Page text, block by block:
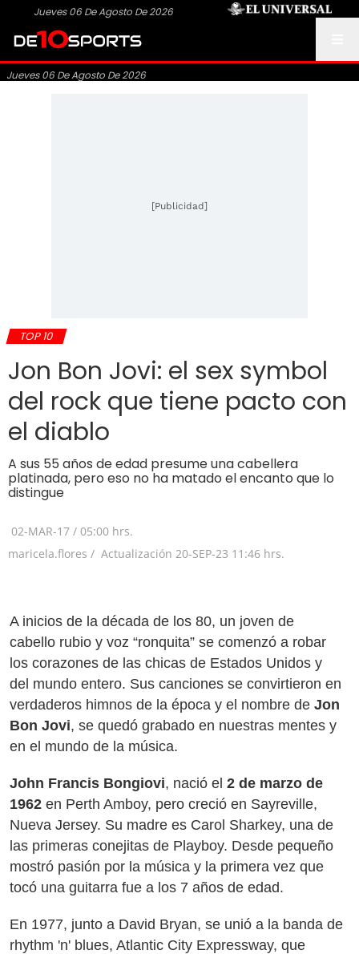
Jueves 06 De Agosto De 2026
Jueves 06 De Agosto De 2026
[Publicidad]
TOP 10
Jon Bon Jovi: el sex symbol
del rock que tiene pacto con
el diablo
A sus 55 años de edad presume una cabellera
platinada, pero eso no ha matado el encanto que lo
distingue
02-MAR-17 / 05:00 hrs.
maricela.flores / Actualización 20-SEP-23 11:46 hrs.
A inicios de la década de los 80, un joven de
cabello rubio y voz “ronquita” se comenzó a robar
los corazones de las chicas de Estados Unidos y
del mundo entero. Sus canciones se convirtieron en
verdaderos himnos de la época y el nombre de Jon
Bon Jovi, se quedó grabado en nuestras mentes y
en el mundo de la música.
John Francis Bongiovi, nació el 2 de marzo de
1962 en Perth Amboy, pero creció en Sayreville,
Nueva Jersey. Su madre es Carol Sharkey, una de
las primeras conejitas de Playboy. Desde pequeño
mostró pasión por la música y la primera vez que
tocó una guitarra fue a los 7 años de edad.
En 1977, junto a David Bryan, se unió a la banda de
rhythm 'n' blues, Atlantic City Expressway, que